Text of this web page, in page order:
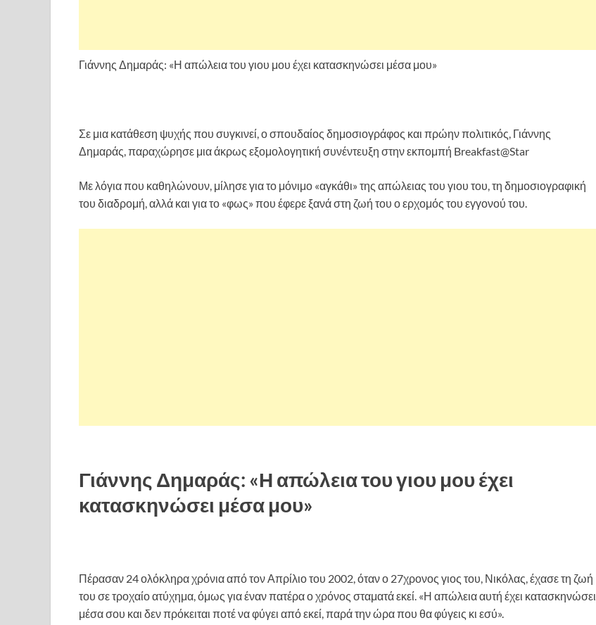
Γιάννης Δημαράς: «Η απώλεια του γιου μου έχει κατασκηνώσει μέσα μου»
Σε μια κατάθεση ψυχής που συγκινεί, ο σπουδαίος δημοσιογράφος και πρώην πολιτικός, Γιάννης
Δημαράς, παραχώρησε μια άκρως εξομολογητική συνέντευξη στην εκπομπή Breakfast@Star
Με λόγια που καθηλώνουν, μίλησε για το μόνιμο «αγκάθι» της απώλειας του γιου του, τη δημοσιογραφική
του διαδρομή, αλλά και για το «φως» που έφερε ξανά στη ζωή του ο ερχομός του εγγονού του.
Γιάννης Δημαράς: «Η απώλεια του γιου μου έχει
κατασκηνώσει μέσα μου»
Πέρασαν 24 ολόκληρα χρόνια από τον Απρίλιο του 2002, όταν ο 27χρονος γιος του, Νικόλας, έχασε τη ζωή
του σε τροχαίο ατύχημα, όμως για έναν πατέρα ο χρόνος σταματά εκεί. «Η απώλεια αυτή έχει κατασκηνώσει
μέσα σου και δεν πρόκειται ποτέ να φύγει από εκεί, παρά την ώρα που θα φύγεις κι εσύ».